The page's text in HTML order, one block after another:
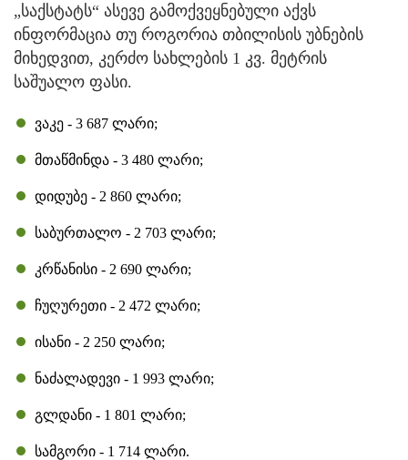
„საქსტატს“ ასევე გამოქვეყნებული აქვს
ინფორმაცია თუ როგორია თბილისის უბნების
მიხედვით, კერძო სახლების 1 კვ. მეტრის
საშუალო ფასი.
ვაკე - 3 687 ლარი;
მთაწმინდა - 3 480 ლარი;
დიდუბე - 2 860 ლარი;
საბურთალო - 2 703 ლარი;
კრწანისი - 2 690 ლარი;
ჩუღურეთი - 2 472 ლარი;
ისანი - 2 250 ლარი;
ნაძალადევი - 1 993 ლარი;
გლდანი - 1 801 ლარი;
სამგორი - 1 714 ლარი.